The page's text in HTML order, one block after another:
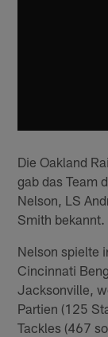
Die Oakland
gab das Team
Nelson, LS
Smith bekannt.
Nelson spielte
Cincinnati
Jacksonville,
Partien (125
Tackles (467